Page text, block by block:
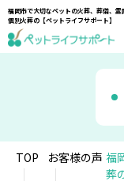
福岡市で大切なペットの火葬、葬儀、霊
個別火葬の【ペットライフサポート】
TOP お客様の声 福
葬